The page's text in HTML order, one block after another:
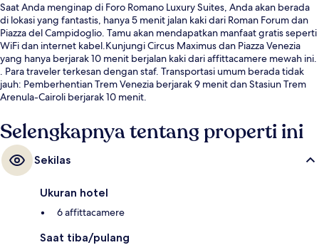
Saat Anda menginap di Foro Romano Luxury Suites, Anda akan berada
di lokasi yang fantastis, hanya 5 menit jalan kaki dari Roman Forum dan
Piazza del Campidoglio. Tamu akan mendapatkan manfaat gratis seperti
WiFi dan internet kabel.Kunjungi Circus Maximus dan Piazza Venezia
yang hanya berjarak 10 menit berjalan kaki dari affittacamere mewah ini.
. Para traveler terkesan dengan staf. Transportasi umum berada tidak
jauh: Pemberhentian Trem Venezia berjarak 9 menit dan Stasiun Trem
Arenula-Cairoli berjarak 10 menit.
Selengkapnya tentang properti ini
Sekilas
Ukuran hotel
6 affittacamere
Saat tiba/pulang